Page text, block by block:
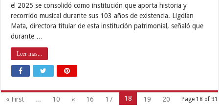
el 2025 se consolidó como institución que aporta historia y
recorrido musical durante sus 103 años de existencia. Ligdian
Mata, directora titular de esta institución patrimonial, señaló que
durante …
Leer mas...
Page 18 of 91
« First ... 10 « 16 17 18 19
20